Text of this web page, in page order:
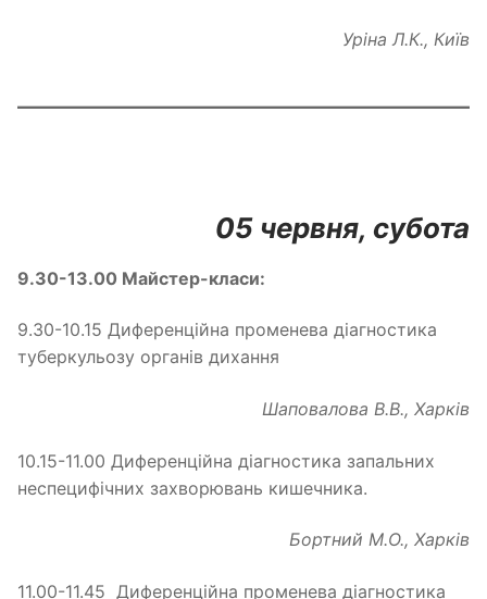
Уріна Л.К., Київ
05 червня, субота
9.30-13.00 Майстер-класи:
9.30-10.15 Диференційна променева діагностика
туберкульозу органів дихання
Шаповалова В.В., Харків
10.15-11.00 Диференційна діагностика запальних
неспецифічних захворювань кишечника.
Бортний М.О., Харків
11.00-11.45 Диференційна променева діагностика